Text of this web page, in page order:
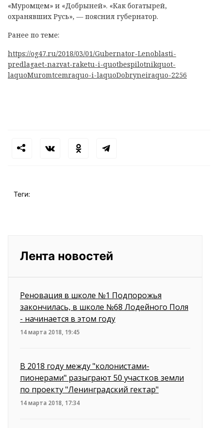
«Муромцем» и «Добрыней». «Как богатырей,
охранявших Русь», — пояснил губернатор.
Ранее по теме:
https://og47.ru/2018/03/01/Gubernator-Lenoblasti-
predlagaet-nazvat-raketu-i-quotbespilotnikquot-
laquoMuromtcemraquo-i-laquoDobryneiraquo-2256
Теги:
Лента новостей
Реновация в школе №1 Подпорожья
закончилась, в школе №68 Лодейного Поля
- начинается в этом году
14 марта 2018, 19:45
В 2018 году между "колонистами-
пионерами" разыграют 50 участков земли
по проекту "Ленинградский гектар"
14 марта 2018, 17:34